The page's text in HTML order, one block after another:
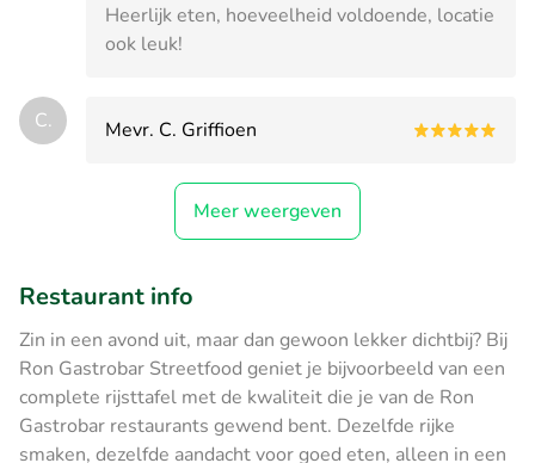
Heerlijk eten, hoeveelheid voldoende, locatie
ook leuk!
C. Mevr. C. Griffioen
Meer weergeven
Restaurant info
Zin in een avond uit, maar dan gewoon lekker dichtbij? Bij
Ron Gastrobar Streetfood geniet je bijvoorbeeld van een
complete rijsttafel met de kwaliteit die je van de Ron
Gastrobar restaurants gewend bent. Dezelfde rijke
smaken, dezelfde aandacht voor goed eten, alleen in een